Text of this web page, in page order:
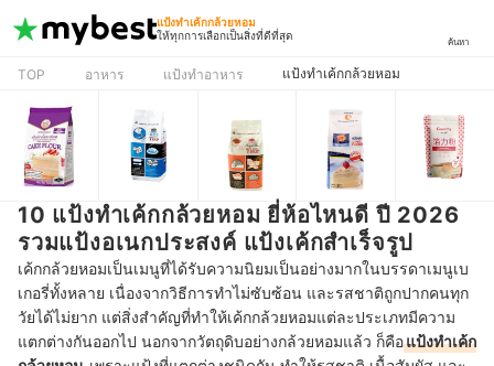
แป้งทำเค้กกล้วยหอม
ให้ทุกการเลือกเป็นสิ่งที่ดีที่สุด
ค้นหา
TOP อาหาร แป้งทำอาหาร แป้งทำเค้กกล้วยหอม
10 แป้งทําเค้กกล้วยหอม ยี่ห้อไหนดี ปี 2026
รวมแป้งอเนกประสงค์ แป้งเค้กสำเร็จรูป
เค้กกล้วยหอมเป็นเมนูที่ได้รับความนิยมเป็นอย่างมากในบรรดาเมนูเบ
เกอรี่ทั้งหลาย เนื่องจากวิธีการทำไม่ซับซ้อน และรสชาติถูกปากคนทุก
วัยได้ไม่ยาก แต่สิ่งสำคัญที่ทำให้เค้กกล้วยหอมแต่ละประเภทมีความ
แตกต่างกันออกไป นอกจากวัตถุดิบอย่างกล้วยหอมแล้ว ก็คือแป้งทำเค้ก